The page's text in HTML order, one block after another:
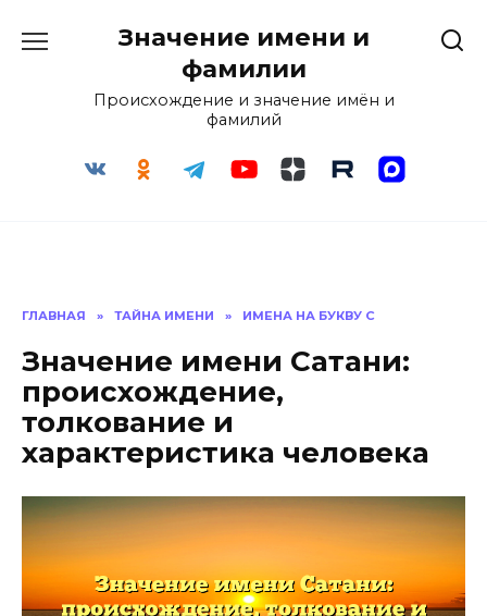
Значение имени и
фамилии
Происхождение и значение имён и
фамилий
ГЛАВНАЯ » ТАЙНА ИМЕНИ » ИМЕНА НА БУКВУ С
Значение имени Сатани:
происхождение,
толкование и
характеристика человека